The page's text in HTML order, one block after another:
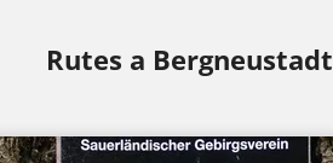
Rutes a Bergneustadt